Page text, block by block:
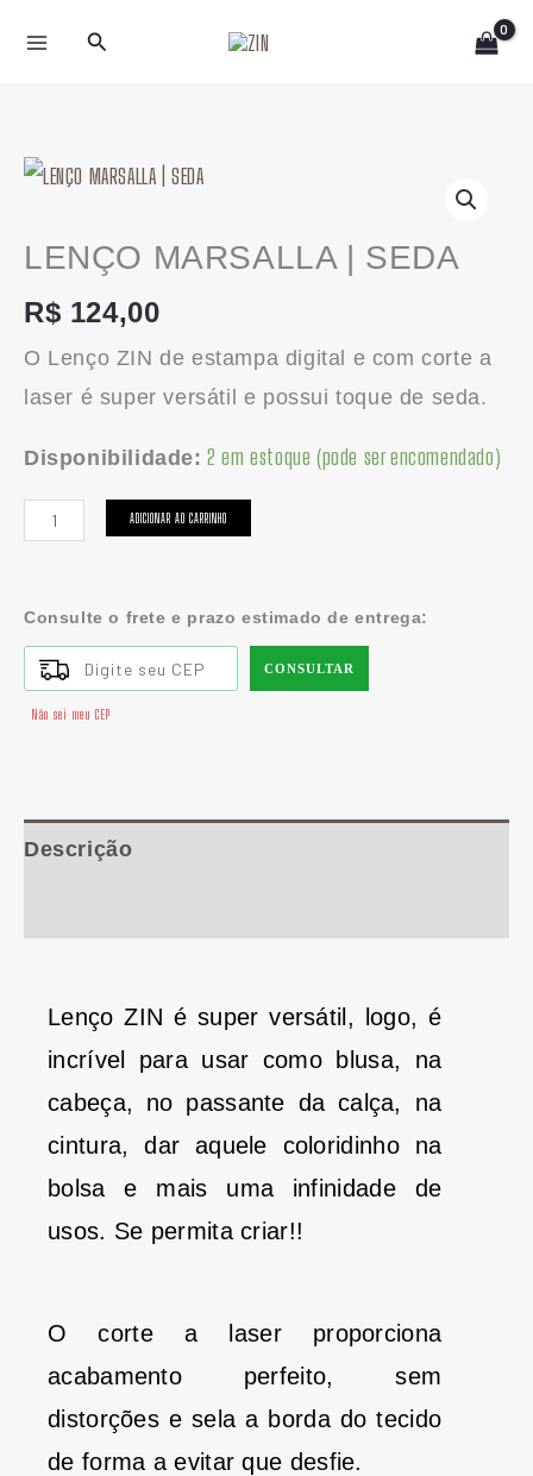
para
Pesquisar
LENÇO MARSALLA | SEDA
R$ 124,00
O Lenço ZIN de estampa digital e com corte a
laser é super versátil e possui toque de seda.
Disponibilidade: 2 em estoque (pode ser encomendado)
LENÇO
|
quantidade
ADICIONAR AO CARRINHO
Consulte o frete e prazo estimado de entrega:
CONSULTAR
Não sei meu CEP
Descrição
Lenço ZIN é super versátil, logo, é
incrível para usar como blusa, na
cabeça, no passante da calça, na
cintura, dar aquele coloridinho na
bolsa e mais uma infinidade de
usos. Se permita criar!!
O corte a laser proporciona
acabamento perfeito, sem
distorções e sela a borda do tecido
de forma a evitar que desfie.